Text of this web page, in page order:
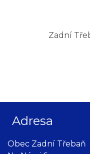
Zadní
Adresa
Obec Zadní Třebaň